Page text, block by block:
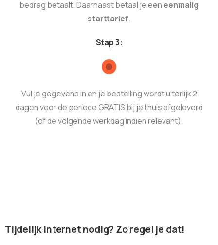
bedrag betaalt. Daarnaast betaal je een eenmalig
starttarief.
Stap 3:
Vul je gegevens in en je bestelling wordt uiterlijk 2
dagen voor de periode GRATIS bij je thuis afgeleverd
(of de volgende werkdag indien relevant).
Tijdelijk internetnodig? Zoregel jedat!